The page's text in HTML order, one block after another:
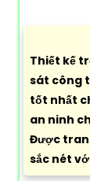
Thiết kế
sát công
tốt nhất
an ninh
Được
sắc nét